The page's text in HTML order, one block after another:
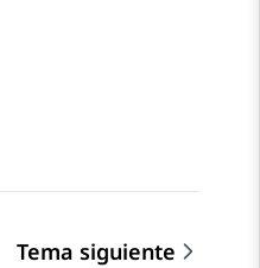
Tema siguiente